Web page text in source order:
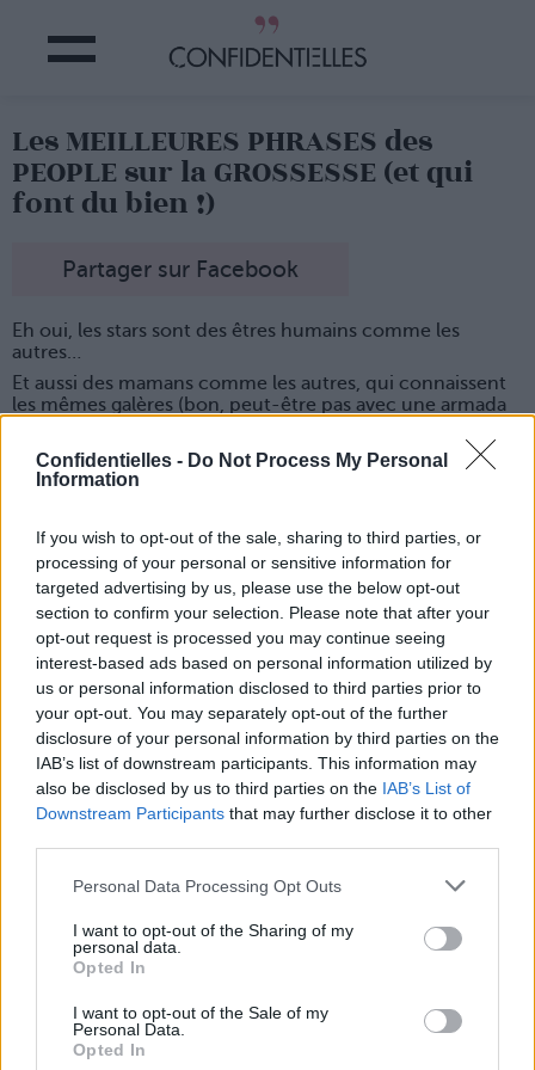
Confidentielles - Do Not Process My Personal
Information
If you wish to opt-out of the sale, sharing to third parties, or
processing of your personal or sensitive information for
targeted advertising by us, please use the below opt-out
section to confirm your selection. Please note that after your
opt-out request is processed you may continue seeing
interest-based ads based on personal information utilized by
us or personal information disclosed to third parties prior to
your opt-out. You may separately opt-out of the further
disclosure of your personal information by third parties on the
IAB’s list of downstream participants. This information may
also be disclosed by us to third parties on the IAB’s List of
Downstream Participants that may further disclose it to other
Personal Data Processing Opt Outs
I want to opt-out of the Sharing of my
personal data.
Opted In
I want to opt-out of the Sale of my
Personal Data.
Opted In
Les MEILLEURES PHRASES des
PEOPLE sur la GROSSESSE (et qui
font du bien !)
Partager sur Facebook
Eh oui, les stars sont des êtres humains comme les
autres…
Et aussi des mamans comme les autres, qui connaissent
les mêmes galères (bon, peut-être pas avec une armada
Petit florilège du meilleur des stars sur la maternité.
Lancer le diaporama